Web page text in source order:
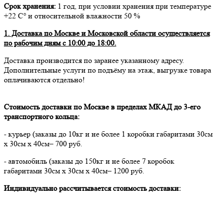
Срок хранения: 1 год, при условии хранения при температуре
+22 С° и относительной влажности 50 %
1. Доставка по Москве и Московской области осуществляется
по рабочим дням с 10:00 до 18:00.
Доставка производится по заранее указанному адресу.
Дополнительные услуги по подъёму на этаж, выгрузке товара
оплачиваются отдельно!
Стоимость доставки по Москве в пределах МКАД до 3-его
транспортного кольца:
- курьер (заказы до 10кг и не более 1 коробки габаритами 30см
х 30см х 40см– 700 руб.
- автомобиль (заказы до 150кг и не более 7 коробок
габаритами 30см х 30см х 40см– 1200 руб.
Индивидуально рассчитывается стоимость доставки: